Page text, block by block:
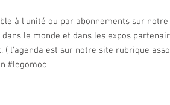
à l'unité ou par abonnements sur
le monde et dans les expos
( l'agenda est sur notre site rubrique
#legomoc